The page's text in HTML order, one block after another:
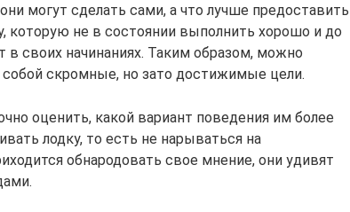
могут сделать сами, а что лучше предоставить
которую не в состоянии выполнить хорошо и до
в своих начинаниях. Таким образом, можно
собой скромные, но зато достижимые цели.
оценить, какой вариант поведения им более
лодку, то есть не нарываться на
обнародовать свое мнение, они удивят